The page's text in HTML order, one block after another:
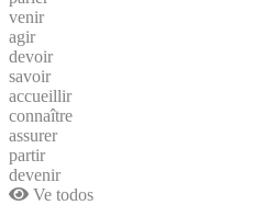
venir
agir
devoir
savoir
accueillir
connaître
assurer
partir
devenir
Ve todos